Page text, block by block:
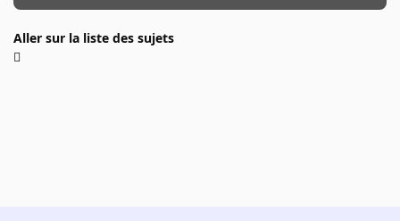
Aller sur la liste des sujets